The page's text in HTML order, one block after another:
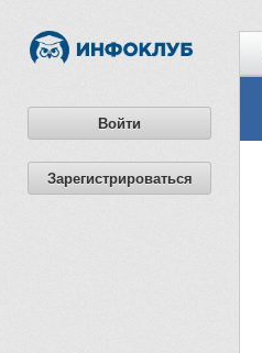
Войти
Зарегистрироваться